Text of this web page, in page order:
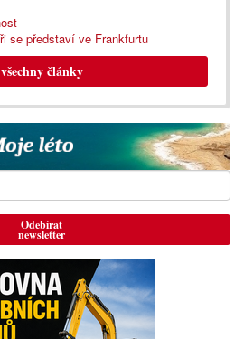
se představí ve Frankfurtu
všechny články
Odebírat
newsletter